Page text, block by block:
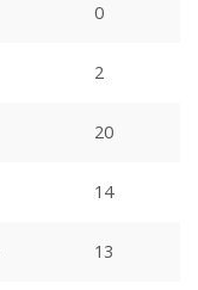
0
2
20
14
13